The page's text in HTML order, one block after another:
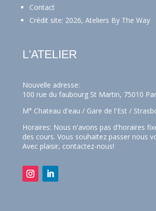
Contact
Crédit site: 2026, Ateliers By The Way
L'ATELIER
Nouvelle adresse:
100 rue du faubourg St Martin, 75010
M° Chateau d'eau / Gare de l'Est /
Horaires: Nous n'avons pas d'horaires
des cours. Vous souhaitez passer nous
Avec plaisir, contactez-nous!